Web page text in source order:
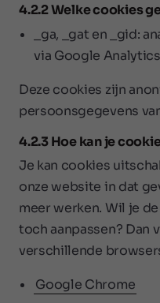
4.2.2 Welke cookies
_ga, _gat en _gid:
via Google
Deze cookies zijn
persoonsgegevens
4.2.3 Hoe kan je
Je kan cookies
onze website in dat
meer werken. Wil je
toch aanpassen? Dan
verschillende
Google Chrome